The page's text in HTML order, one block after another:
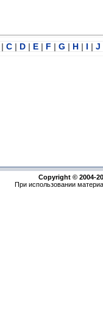
| C | D | E | F | G | H | I | J
Copyright © 2004-
При использовании